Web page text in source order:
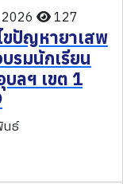
2026 127
ขปัญหายาเสพ
รมนักเรียน
ลฯ เขต 1
นธ์